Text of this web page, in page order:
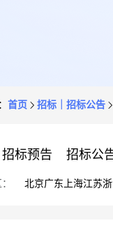
首页 招标｜招标公告
招标预告 招标公
北京广东 上海江苏